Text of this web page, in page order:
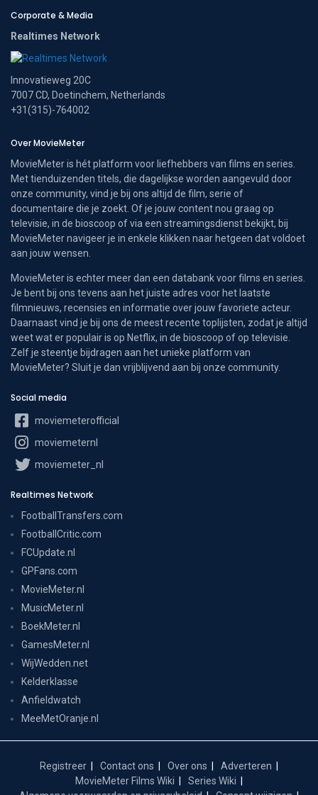
Corporate & Media
Realtimes Network
Innovatieweg 20C
7007 CD, Doetinchem, Netherlands
+31(315)-764002
Over MovieMeter
MovieMeter is hét platform voor liefhebbers van films en series.
Met tienduizenden titels, die dagelijkse worden aangevuld door
onze community, vind je bij ons altijd de film, serie of
documentaire die je zoekt. Of je jouw content nou graag op
televisie, in de bioscoop of via een streamingsdienst bekijkt, bij
MovieMeter navigeer je in enkele klikken naar hetgeen dat voldoet
aan jouw wensen.
MovieMeter is echter meer dan een databank voor films en series.
Je bent bij ons tevens aan het juiste adres voor het laatste
filmnieuws, recensies en informatie over jouw favoriete acteur.
Daarnaast vind je bij ons de meest recente toplijsten, zodat je altijd
weet wat er populair is op Netflix, in de bioscoop of op televisie.
Zelf je steentje bijdragen aan het unieke platform van
MovieMeter? Sluit je dan vrijblijvend aan bij onze community.
Social media
moviemeterofficial
moviemeternl
moviemeter_nl
Realtimes Network
FootballTransfers.com
FootballCritic.com
FCUpdate.nl
GPFans.com
MovieMeter.nl
MusicMeter.nl
BoekMeter.nl
GamesMeter.nl
WijWedden.net
Kelderklasse
Anfieldwatch
MeeMetOranje.nl
Registreer Contact ons Over ons
Adverteren
MovieMeter Films Wiki
Series Wiki